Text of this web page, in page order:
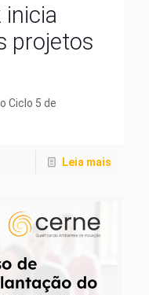
inicia
projetos
Ciclo 5 de
Leia mais